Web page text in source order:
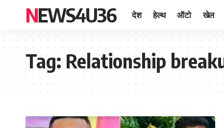
NEWS4U36 देश हेल्थ ऑटो खेल
Tag:Relationship